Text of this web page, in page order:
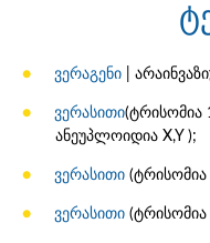
ვერაგენი |
ვერასითი(ტრისომია
ანეუპლოიდია X,Y );
ვერასითი (ტრისომია
ვერასითი (ტრისომია